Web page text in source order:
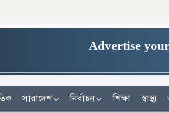
Advertise
সারাদেশ নির্বাচন শিক্ষা স্বাস্থ্য